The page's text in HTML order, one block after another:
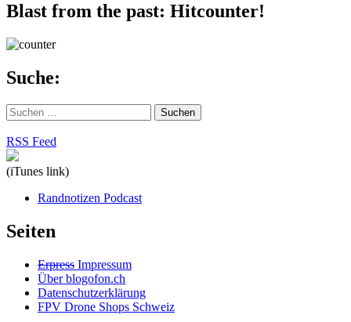
Blast from the past: Hitcounter!
Suche:
Suchen
nach:
RSS Feed
(iTunes link)
Randnotizen Podcast
Seiten
Erpress Impressum
Über blogofon.ch
Datenschutzerklärung
FPV Drone Shops Schweiz